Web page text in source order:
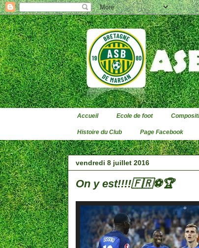
Accueil Ecole de foot
Histoire du Club Page Facebook
vendredi 8 juillet 2016
On y est!!!!🇫🇷⚽️🏆